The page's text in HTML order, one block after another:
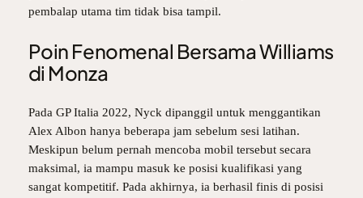
pembalap utama tim tidak bisa tampil.
Poin Fenomenal Bersama Williams
di Monza
Pada GP Italia 2022, Nyck dipanggil untuk menggantikan
Alex Albon hanya beberapa jam sebelum sesi latihan.
Meskipun belum pernah mencoba mobil tersebut secara
maksimal, ia mampu masuk ke posisi kualifikasi yang
sangat kompetitif. Pada akhirnya, ia berhasil finis di posisi